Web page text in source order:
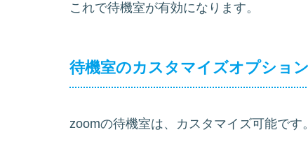
これで待機室が有効になります。
待機室のカスタマイズオプション
zoomの待機室は、カスタマイズ可能です。